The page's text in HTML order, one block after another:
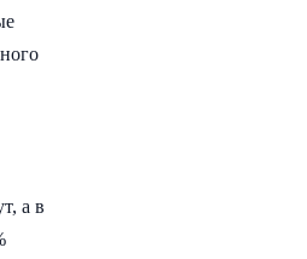
а в